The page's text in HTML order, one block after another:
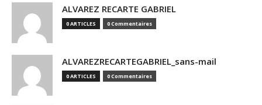
ALVAREZ RECARTE GABRIEL
0 ARTICLES 0 Commentaires
ALVAREZRECARTEGABRIEL_sans-mail
0 ARTICLES 0 Commentaires